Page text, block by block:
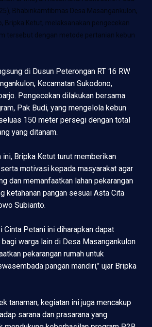
Bhabinkamtibmas Desa Masangankulon,
Bripka Ketut, melaksanakan pengecekan
tersebut dengan metode pertanian kebun
di Dusun Peterongan RT 16 RW
Kecamatan Sukodono,
Pengecekan dilakukan bersama
Pak Budi, yang mengelola kebun
150 meter persegi dengan total
yang ditanam.
ini, Bripka Ketut turut memberikan
motivasi kepada masyarakat agar
dan memanfaatkan lahan pekarangan
ketahanan pangan sesuai Asta Cita
Subianto.
Cinta Petani ini diharapkan dapat
warga lain di Desa Masangankulon
pekarangan rumah untuk
pangan mandiri," ujar Bripka
tanaman, kegiatan ini juga mencakup
sarana dan prasarana yang